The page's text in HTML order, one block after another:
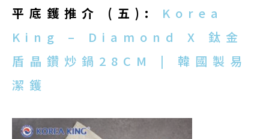
平底鑊推介 (五): Korea
King – Diamond X 鈦金
盾晶鑽炒鍋28CM | 韓國製易
潔鑊